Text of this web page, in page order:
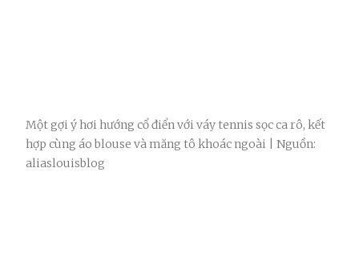
Một gợi ý hơi hướng cổ điển với váy tennis sọc ca rô, kết
hợp cùng áo blouse và măng tô khoác ngoài | Nguồn:
aliaslouisblog